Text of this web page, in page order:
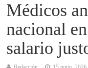
Médicos
nacional
salario